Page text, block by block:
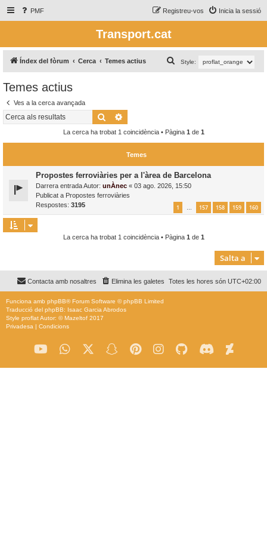
PMF Inicia la sessió
Registreu-vos
Transport.cat
Índex del fòrum Cerca Temes actius Style:
e
Temes actius
Ves a la cerca avançada
Cerca
La cerca ha trobat 1 coincidència • Pàgina 1 de 1
Temes
Propostes ferroviàries per a l'àrea de Barcelona
Darrera entrada Autor: unÀnec « 03 ago. 2026, 15:50
Publicat a Propostes ferroviàries
Respostes: 3195 1 … 157 158 159 160
La cerca ha trobat 1 coincidència • Pàgina 1 de 1
Salta a
Totes les hores són UTC+02:00
Elimina les galetes
Contacta amb nosaltres
Funciona amb phpBB® Forum Software © phpBB Limited
Traducció del phpBB: Isaac Garcia Abrodos
Style proflatAutor: ©Mazeltof 2017
Privadesa | Condicions